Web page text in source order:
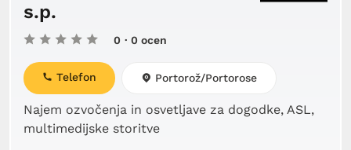
s.p.
0 · 0 ocen
Najem ozvočenja in osvetljave za dogodke, ASL,
multimedijske storitve
Telefon Portorož/Portorose